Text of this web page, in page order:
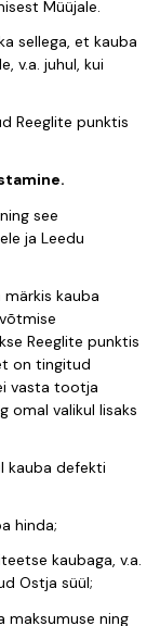
Müüjale.
sellega, et kauba
v.a. juhul, kui
Reeglite punktis
see
ja Leedu
märkis kauba
Reeglite punktis
on tingitud
vasta tootja
omal valikul lisaks
kauba defekti
hinda;
kaubaga, v.a.
Ostja süül;
maksumuse ning